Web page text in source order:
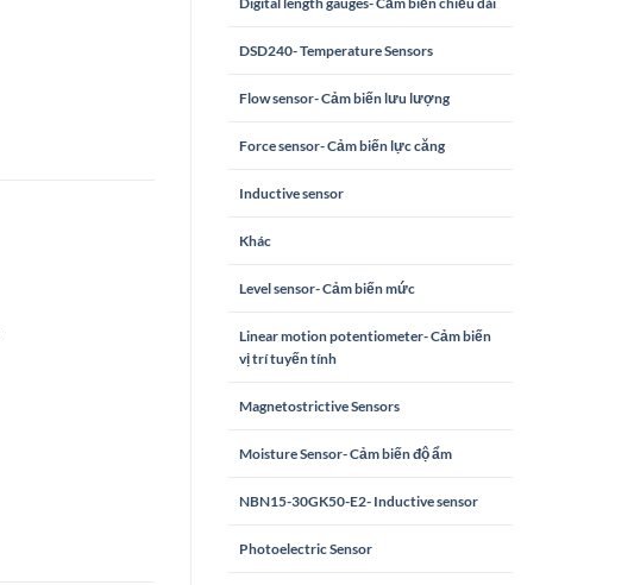
DSD240- Temperature Sensors
Flow sensor- Cảm biến lưu lượng
Force sensor- Cảm biến lực căng
Inductive sensor
Khác
Level sensor- Cảm biến mức
Linear motion potentiometer- Cảm biến
vị trí tuyến tính
Magnetostrictive Sensors
Moisture Sensor- Cảm biến độ ẩm
NBN15-30GK50-E2- Inductive sensor
Photoelectric Sensor